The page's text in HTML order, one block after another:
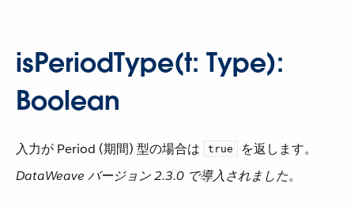
isPeriodType(t: Type):
Boolean
入力が Period (期間) 型の場合は ​ true
​ を返します。
DataWeave バージョン 2.3.0 で導入されました。